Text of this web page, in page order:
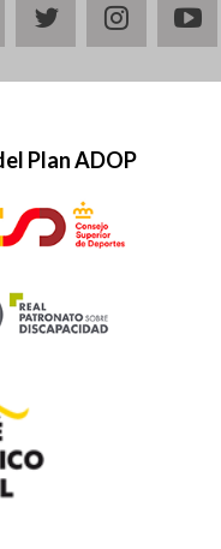
twitter
Plan ADOP